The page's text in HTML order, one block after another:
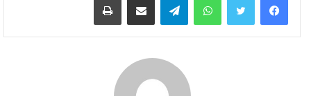
تشمل القتل العمد مع سبق الإصرار والترصد، وارتكاب أعمال
وحشية لتنفيذ جناية، إلى جانب السرقة الموصوفة، وهي الأفعال